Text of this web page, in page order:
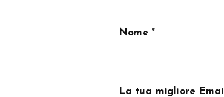
Nome
La tua migliore Email